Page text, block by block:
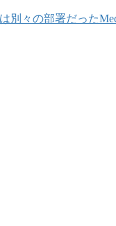
々の部署だった